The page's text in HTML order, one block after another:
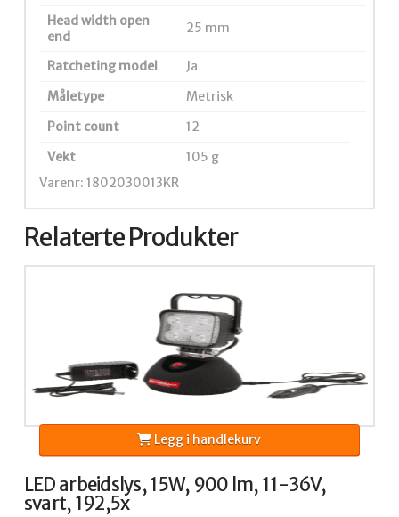
Head width open
end
25 mm
Ratcheting model
Ja
Måletype
Metrisk
Point count
12
Vekt
105 g
Varenr: 1802030013KR
Relaterte Produkter
LED arbeidslys, 15W, 900 lm, 11-36V,
svart, 192,5x
Legg i handlekurv